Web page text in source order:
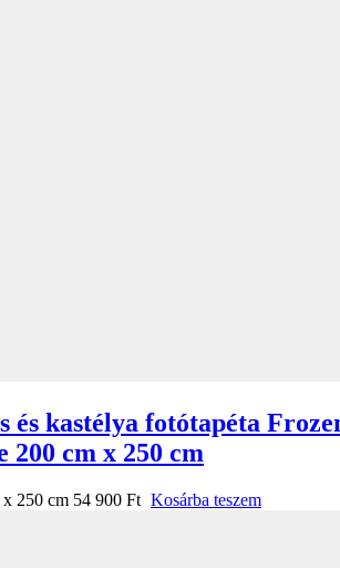
és kastélya fotótapéta
200 cm x 250 cm
x 250 cm 54 900 Ft Kosárba teszem